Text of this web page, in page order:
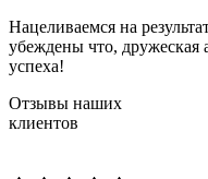
Нацеливаемся на
убеждены что, дружеская
успеха!
Отзывы наших
клиентов